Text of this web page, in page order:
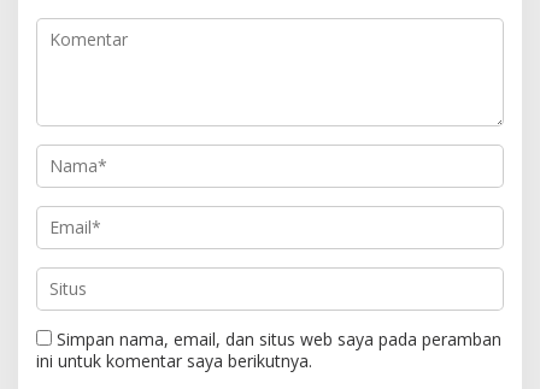
Simpan nama, email, dan situs web saya pada peramban
ini untuk komentar saya berikutnya.